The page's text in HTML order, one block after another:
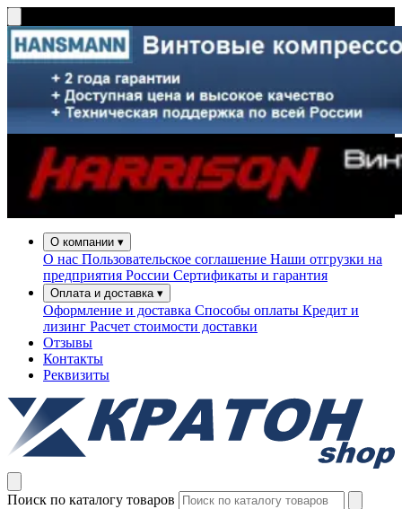
О компании ▾
О нас Пользовательское соглашение Наши отгрузки на
предприятия России Сертификаты и гарантия
Оплата и доставка ▾
Оформление и доставка Способы оплаты Кредит и
лизинг Расчет стоимости доставки
Отзывы
Контакты
Реквизиты
Поиск по каталогу товаров